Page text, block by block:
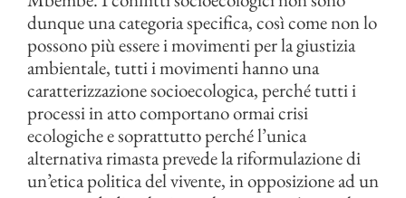
dunque una categoria specifica, così come non lo
possono più essere i movimenti per la giustizia
ambientale, tutti i movimenti hanno una
caratterizzazione socioecologica, perché tutti i
processi in atto comportano ormai crisi
ecologiche e soprattutto perché l’unica
alternativa rimasta prevede la riformulazione di
un’etica politica del vivente, in opposizione ad un